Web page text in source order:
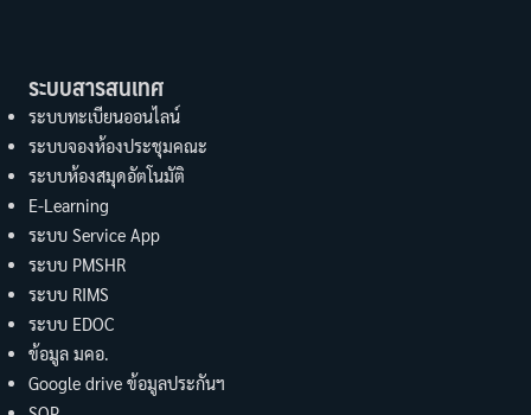
ระบบสารสนเทศ
ระบบทะเบียนออนไลน์
ระบบจองห้องประชุมคณะ
ระบบห้องสมุดอัตโนมัติ
E-Learning
ระบบ Service App
ระบบ PMSHR
ระบบ RIMS
ระบบ EDOC
ข้อมูล มคอ.
Google drive ข้อมูลประกันฯ